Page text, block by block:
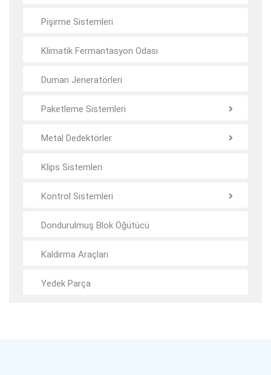
Pişirme Sistemleri
Klimatik Fermantasyon Odası
Duman Jeneratörleri
Paketleme Sistemleri
Metal Dedektörler
Klips Sistemleri
Kontrol Sistemleri
Dondurulmuş Blok Öğütücü
Kaldırma Araçları
Yedek Parça